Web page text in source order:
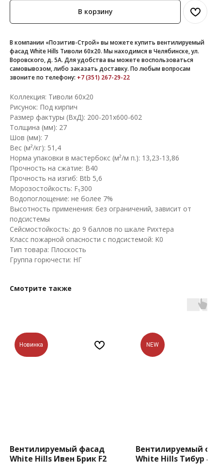
В корзину
В компании «Позитив-Строй» вы можете купить вентилируемый
фасад White Hills Тиволи 60х20. Мы находимся в Челябинске, ул.
Воровского, д. 5А. Для удобства вы можете воспользоваться
самовывозом, либо заказать доставку. По любым вопросам
звоните по телефону: +7 (351) 267-29-22
Коллекция: Тиволи 60х20
Рисунок: Под кирпич
Размер фактуры (ВхД): 200-201х600-602
Толщина (мм): 27
Шов (мм): 7
Вес (м²/кг): 51,4
Норма упаковки в мастербокс (м²/м п.): 13,23-13,86
Прочность на сжатие: B40
Прочность на изгиб: Btb 5,6
Морозостойкость: F₁300
Водопоглощение: не более 7%
Высотность применения: без ограничений, зависит от
подсистемы
Сейсмостойкость: до 9 баллов по шкале Рихтера
Класс пожарной опасности с подсистемой: K0
Тип товара: Плоскость
Группа горючести: НГ
Смотрите также
Новинка
Вентилируемый фасад
White Hills Ивен Брик F2
NEW
Вентилируемый
White Hills Тибур